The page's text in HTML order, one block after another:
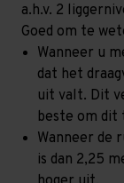
a.h.v. 2
Goed om te
Wanneer u
dat het
uit valt. Dit
beste om dit
Wanneer de
is dan 2,25